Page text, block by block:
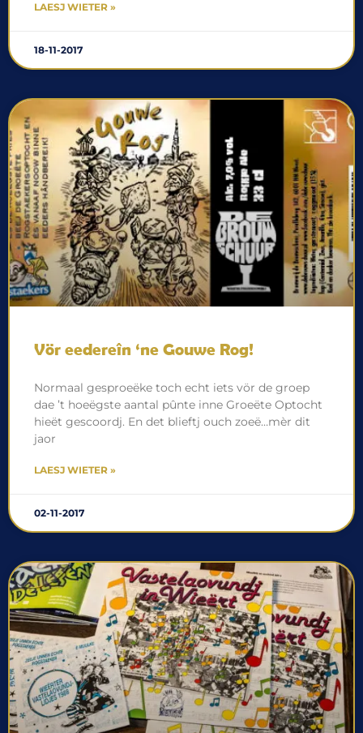
LAESJ WIETER »
18-11-2017
Vör eedereîn ‘ne Gouwe Rog!
Normaal gesproeëke toch echt iets vör de groep
dae ’t hoeëgste aantal pûnte inne Groeëte Optocht
hieët gescoordj. En det blieftj ouch zoeë…mèr dit
jaor
LAESJ WIETER »
02-11-2017